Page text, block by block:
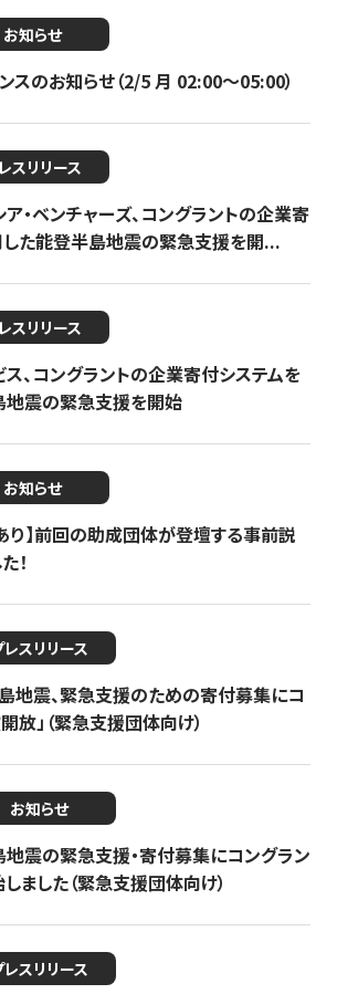
お知らせ
スのお知らせ（2/5 月 02:00〜05:00）
スリリース
・ベンチャーズ、コングラントの企業寄
た能登半島地震の緊急支援を開...
スリリース
、コングラントの企業寄付システムを
地震の緊急支援を開始
お知らせ
り】前回の助成団体が登壇する事前説
！
レスリリース
地震、緊急支援のための寄付募集にコ
放」（緊急支援団体向け）
お知らせ
震の緊急支援・寄付募集にコングラン
ました（緊急支援団体向け）
レスリリース